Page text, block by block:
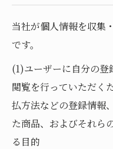
当社が個人情報を収集
です。
(1)ユーザーに自分の
閲覧を行っていただく
払方法などの登録情報
た商品、およびそれら
る目的